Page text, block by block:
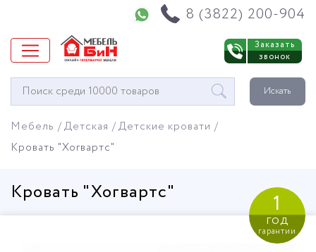
8 (3822) 200-904
Заказать
звонок
Окно
поиска
Искать
Мебель Детская
Детские кровати
Кровать "Хогвартс"
Кровать "Хогвартс" 1
год
гарантии